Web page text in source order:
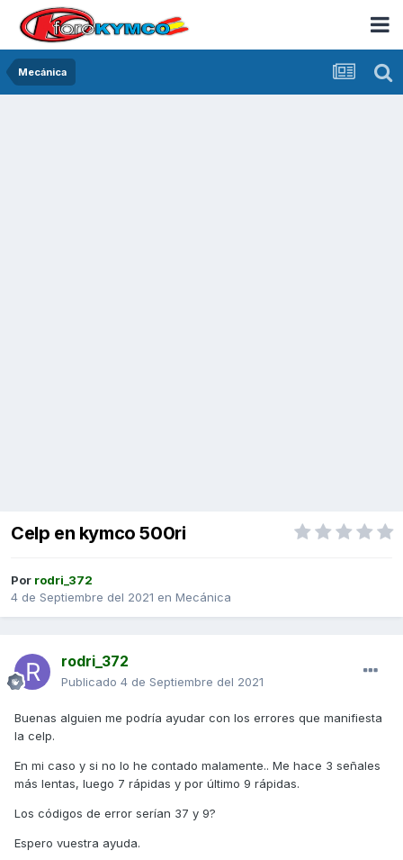
Mecánica
Celp en kymco 500ri
Por rodri_372
4 de Septiembre del 2021 en Mecánica
rodri_372
Publicado 4 de Septiembre del 2021
Buenas alguien me podría ayudar con los errores que manifiesta
la celp.
En mi caso y si no lo he contado malamente.. Me hace 3 señales
más lentas, luego 7 rápidas y por último 9 rápidas.
Los códigos de error serían 37 y 9?
Espero vuestra ayuda.